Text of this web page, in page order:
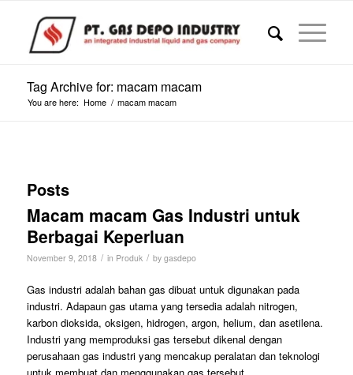
Tag Archive for: macam macam
You are here: Home / macam macam
Posts
Macam macam Gas Industri untuk
Berbagai Keperluan
November 9, 2018 / in Produk / by gasdepo
Gas industri adalah bahan gas dibuat untuk digunakan pada
industri. Adapaun gas utama yang tersedia adalah nitrogen,
karbon dioksida, oksigen, hidrogen, argon, helium, dan asetilena.
Industri yang memproduksi gas tersebut dikenal dengan
perusahaan gas industri yang mencakup peralatan dan teknologi